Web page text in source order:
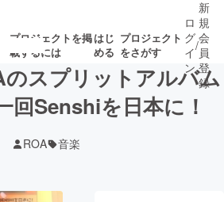
プロジェクトを掲
載するには
はじ
める
プロジェクト
をさがす
クト
募集終了が近いプ
ロジェクト
ロ
グ
イ
ン
/
新
規
会
員
登
録
スプリットアルバム
回Senshiを日本に！
ROA 音楽